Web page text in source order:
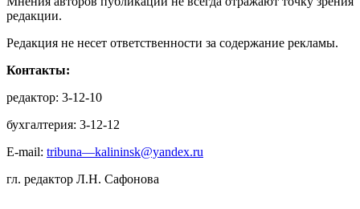
редакции.
Редакция не несет ответственности за содержание рекламы.
Контакты:
редактор: 3-12-10
бухгалтерия: 3-12-12
E-mail: tribuna—kalininsk@yandex.ru
гл. редактор Л.Н. Сафонова